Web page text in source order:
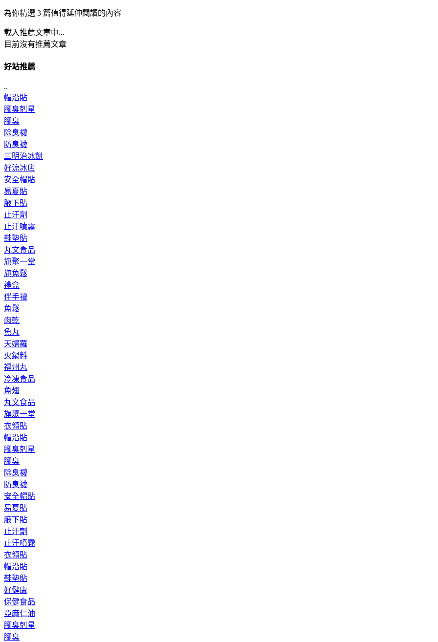
為你精選 3 篇值得延伸閱讀的內容
載入推薦文章中...
目前沒有推薦文章
好站推薦
..
帽沿貼
腳臭剋星
腳臭
除臭襪
防臭襪
三明治冰餅
好涼冰店
安全帽貼
易夏貼
腋下貼
止汗劑
止汗噴霧
鞋墊貼
丸文食品
旗聚一堂
旗魚鬆
禮盒
伴手禮
魚鬆
肉乾
魚丸
天婦羅
火鍋料
福州丸
冷凍食品
魚翅
丸文食品
旗聚一堂
衣領貼
帽沿貼
腳臭剋星
腳臭
除臭襪
防臭襪
安全帽貼
易夏貼
腋下貼
止汗劑
止汗噴霧
衣領貼
帽沿貼
鞋墊貼
好健康
保健食品
亞麻仁油
腳臭剋星
腳臭